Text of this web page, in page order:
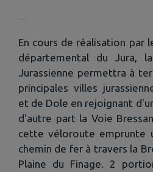
En cours de réalisation par
départemental du Jura,
Jurassienne permettra à
principales villes
et de Dole en rejoignant
d'autre part la Voie
cette véloroute emprunte
chemin de fer à travers la
Plaine du Finage. 2